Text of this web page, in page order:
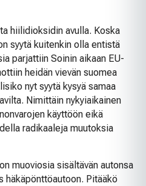
hiilidioksidin avulla. Koska
syytä kuitenkin olla entistä
parjattiin Soinin aikaan EU-
heidän vievän suomea
nyt syytä kysyä samaa
Nimittäin nykyiaikainen
käyttöön eikä
radikaaleja muutoksia
muoviosia sisältävän autonsa
häkäpönttöautoon. Pitääkö